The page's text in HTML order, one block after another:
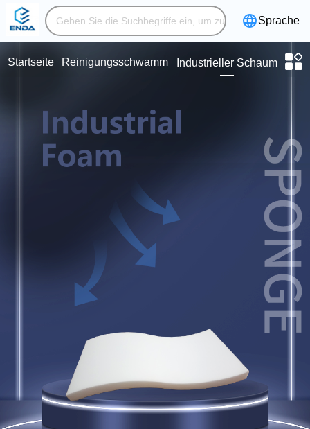
Sprache
Startseite Reinigungsschwamm Industrieller Schaum